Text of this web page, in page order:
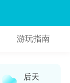
游玩指南
后天